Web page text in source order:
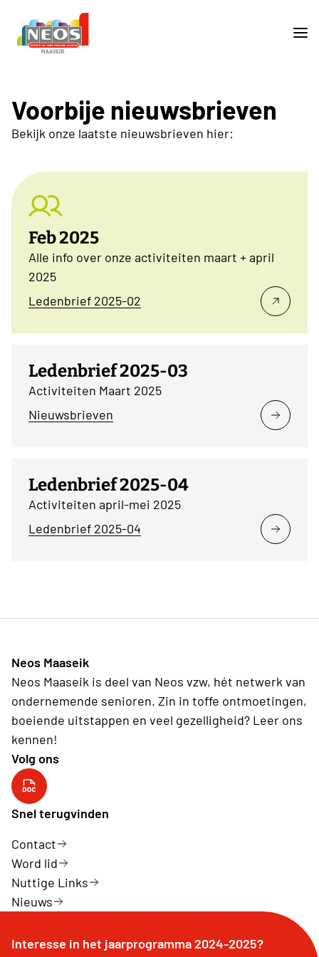
Voorbije nieuwsbrieven
Bekijk onze laatste nieuwsbrieven hier:
Feb 2025
Alle info over onze activiteiten maart + april
2025
Ledenbrief 2025-02
Ledenbrief 2025-03
Activiteiten Maart 2025
Nieuwsbrieven
Ledenbrief 2025-04
Activiteiten april-mei 2025
Ledenbrief 2025-04
Neos Maaseik
Neos Maaseik is deel van Neos vzw, hét netwerk van
ondernemende senioren. Zin in toffe ontmoetingen,
boeiende uitstappen en veel gezelligheid? Leer ons
kennen!
Volg ons
Neos Maaseik
Snel terugvinden
Contact
Word lid
Nuttige Links
Nieuws
Interesse in het jaarprogramma 2024-2025?